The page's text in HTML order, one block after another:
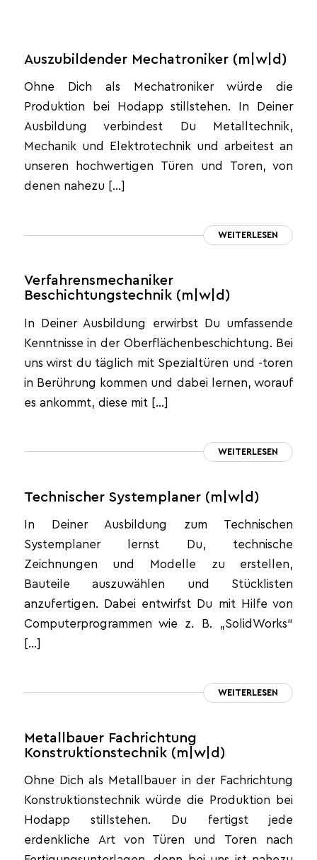
Auszubildender Mechatroniker (m|w|d)
Ohne Dich als Mechatroniker würde die
Produktion bei Hodapp stillstehen. In Deiner
Ausbildung verbindest Du Metalltechnik,
Mechanik und Elektrotechnik und arbeitest an
unseren hochwertigen Türen und Toren, von
denen nahezu […]
WEITERLESEN
Verfahrensmechaniker
Beschichtungstechnik (m|w|d)
In Deiner Ausbildung erwirbst Du umfassende
Kenntnisse in der Oberflächenbeschichtung. Bei
uns wirst du täglich mit Spezialtüren und -toren
in Berührung kommen und dabei lernen, worauf
es ankommt, diese mit […]
WEITERLESEN
Technischer Systemplaner (m|w|d)
In Deiner Ausbildung zum Technischen
Systemplaner lernst Du, technische
Zeichnungen und Modelle zu erstellen,
Bauteile auszuwählen und Stücklisten
anzufertigen. Dabei entwirfst Du mit Hilfe von
Computerprogrammen wie z. B. „SolidWorks“
[…]
WEITERLESEN
Metallbauer Fachrichtung
Konstruktionstechnik (m|w|d)
Ohne Dich als Metallbauer in der Fachrichtung
Konstruktionstechnik würde die Produktion bei
Hodapp stillstehen. Du fertigst jede
erdenkliche Art von Türen und Toren nach